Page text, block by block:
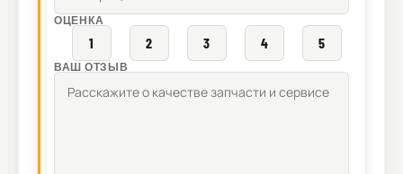
ОЦЕНКА
1 2 3 4 5
ВАШ ОТЗЫВ